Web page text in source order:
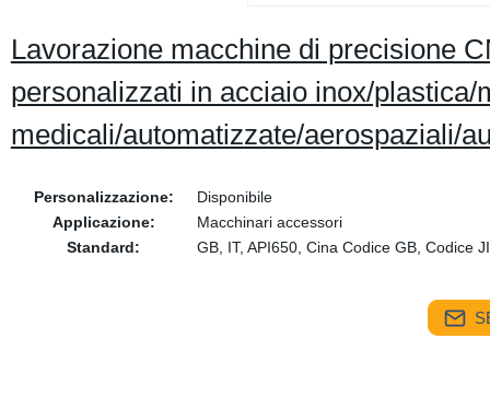
Lavorazione macchine di precisione
personalizzati in acciaio inox/
medicali/automatizzate/aerospaziali/
Personalizzazione:
Disponibile
Applicazione:
Macchinari accessori
Standard:
GB, IT, API650, Cina Codice GB, Codice